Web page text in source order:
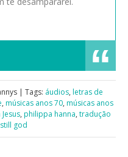
| Tags: áudios, letras de
, músicas anos 70, músicas anos
, philippa hanna, tradução
god